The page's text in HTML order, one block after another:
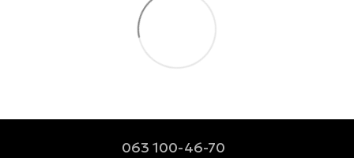
063 100-46-70